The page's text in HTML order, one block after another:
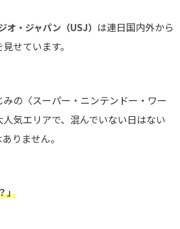
オ・ジャパン（USJ） は連日国内外から
せています。
の〈スーパー・ニンテンドー・ワー
気エリアで、混んでいない日はない
りません。
」